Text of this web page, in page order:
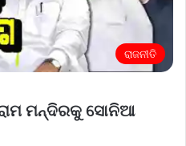
ରାଜନୀତି
ମନ୍ଦିରକୁ ସୋନିଆ